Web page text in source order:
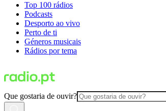
Top 100 rádios
Podcasts
Desporto ao vivo
Perto de ti
Géneros musicais
Rádios por tema
Que gostaria de ouvir?